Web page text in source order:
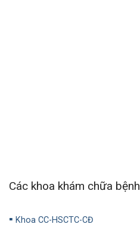
Các khoa khám chữa bệnh
▪️ Khoa CC-HSCTC-CĐ